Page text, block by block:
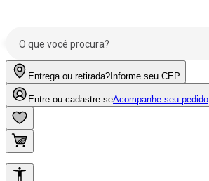
Entrega ou retirada? Informe seu CEP
Entre ou cadastre-seAcompanhe seu pedido